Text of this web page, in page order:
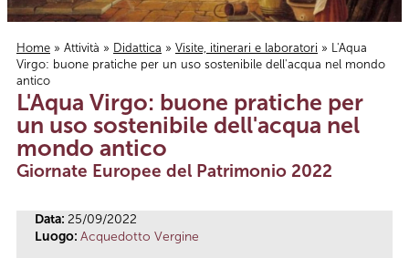
Tu sei qui
Home » Attività » Didattica » Visite, itinerari e laboratori » L'Aqua
Virgo: buone pratiche per un uso sostenibile dell'acqua nel mondo
antico
L'Aqua Virgo: buone pratiche per
un uso sostenibile dell'acqua nel
mondo antico
Giornate Europee del Patrimonio 2022
Data: 25/09/2022
Luogo: Acquedotto Vergine